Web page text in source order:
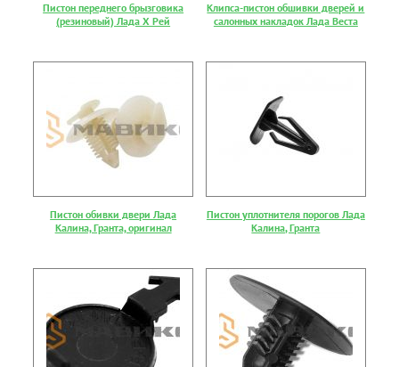
Пистон переднего брызговика
(резиновый) Лада Х Рей
Клипса-пистон обшивки дверей и
салонных накладок Лада Веста
Пистон обивки двери Лада
Калина, Гранта, оригинал
Пистон уплотнителя порогов Лада
Калина, Гранта